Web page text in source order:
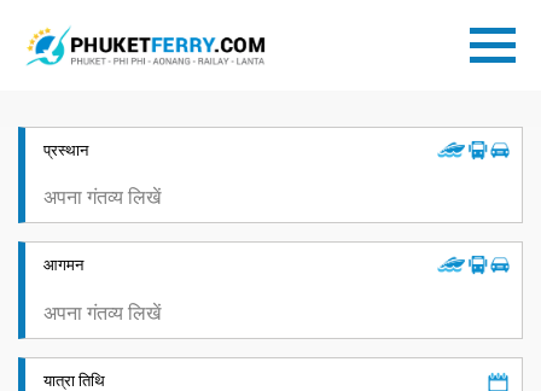
प्रस्थान
आगमन
यात्रा तिथि